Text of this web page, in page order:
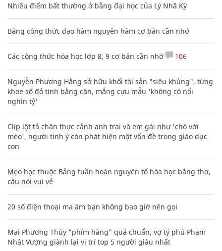
Nhiều điểm bất thường ở bằng đại học của Lý Nhã Kỳ
Bảng công thức đạo hàm nguyên hàm cơ bản cần nhớ
Các công thức hóa học lớp 8, 9 cơ bản cần nhớ 106
Nguyễn Phương Hằng sở hữu khối tài sản "siêu khủng", từng
khoe sổ đỏ tính bằng cân, mắng cựu mẫu 'không có nổi
nghìn tỷ'
Clip lột tả chân thực cảnh anh trai và em gái như 'chó với
mèo', người tinh ý còn phát hiện một vấn đề trong giáo dục
con
Mẹo học thuộc Bảng tuần hoàn nguyên tố hóa học bằng thơ,
câu nói vui vẻ
20 số điện thoại ma ám bạn không bao giờ nên gọi
Mai Phương Thúy "phím hàng" quá chuẩn, vợ tỷ phú Phạm
Nhật Vượng giành lại vị trí top 5 người giàu nhất